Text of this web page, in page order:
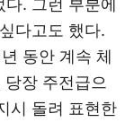
. 그런 부분에
다고도 했다.
동안 계속 체
장 주전급으
시 돌려 표현한